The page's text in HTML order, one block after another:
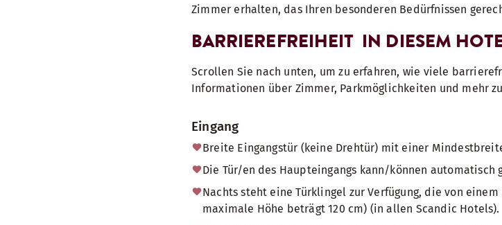
Zimmer erhalten, das Ihren besonderen Bedürfnissen
BARRIEREFREIHEIT IN DIESEM
Scrollen Sie nach unten, um zu erfahren, wie viele
Informationen über Zimmer, Parkmöglichkeiten und mehr
Eingang
Breite Eingangstür (keine Drehtür) mit einer
Die Tür/en des Haupteingangs kann/können
Nachts steht eine Türklingel zur Verfügung, die von
maximale Höhe beträgt 120 cm) (in allen Scandic Hotels).